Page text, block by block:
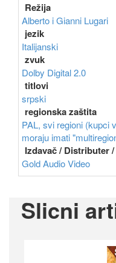
Režija
Alberto i Gianni Lugari
jezik
Italijanski
zvuk
Dolby Digital 2.0
titlovi
srpski
regionska zaštita
PAL, svi regioni (kupci
moraju imati
Izdavač / Distributer
Gold Audio Video
Slicni